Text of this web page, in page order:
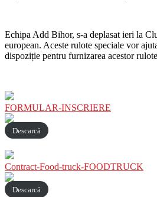
Echipa Add Bihor, s-a deplasat ieri la
european. Aceste rulote speciale vor
dispoziție pentru furnizarea acestor
FORMULAR-INSCRIERE
Descarcă
Contract-Food-truck-FOODTRUCK
Descarcă